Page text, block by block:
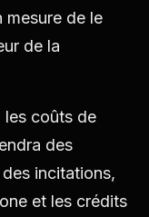
mesure de le
de la
les coûts de
des
incitations,
et les crédits